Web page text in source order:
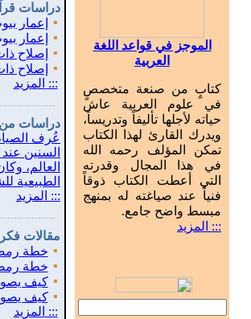
دراسات
▪
إعمار
▪
إعمار
▪
إصلاح
▪
إصلاح
::: المزيد
دراسات من
عُرف
السنين
العالم،
الطبيعية
::: المزيد
مقالات
▪ خطة
▪ خطة
▪ كيف
▪ كيف
::: المزيد
الموجز في قواعد اللغة
العربية
كتابٍ من صنعة متخصصٍ
في علوم العربية عاش
حياته لأجلها تأليفاً وتدريساً،
ويدرك القارئ لهذا الكتاب
تمكن المؤلف رحمه الله
في هذا المجال وقدرته
التي أعطت الكتاب ذوقاً
فنياً عند صياغته له بمنهج
مبسط واضح جامع.
::: المزيد